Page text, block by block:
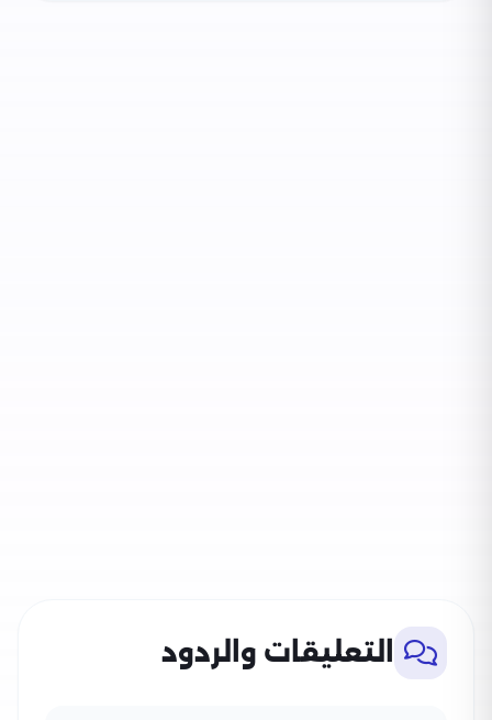
التعليقات والردود